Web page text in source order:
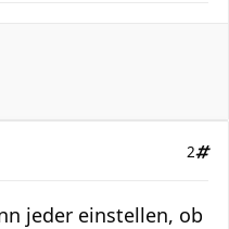
2
jeder einstellen, ob